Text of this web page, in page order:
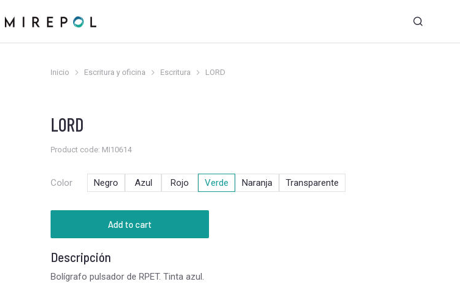
Estás aquí:
Inicio Escritura y oficina Escritura LORD
LORD
Product code: MI10614
Color Negro Azul Rojo Verde Naranja Transparente
Add to cart
Descripción
Bolígrafo pulsador de RPET. Tinta azul.